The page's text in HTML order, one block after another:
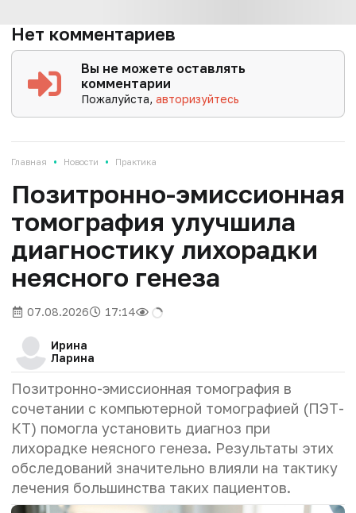
Нет комментариев
Вы не можете оставлять
комментарии
Пожалуйста,авторизуйтесь
Главная • Новости • Практика
Позитронно-эмиссионная
томография улучшила
диагностику лихорадки
неясного генеза
07.08.2026 17:14
Ирина
Ларина
Позитронно-эмиссионная томография в
сочетании с компьютерной томографией (ПЭТ-
КТ) помогла установить диагноз при
лихорадке неясного генеза. Результаты этих
обследований значительно влияли на тактику
лечения большинства таких пациентов.